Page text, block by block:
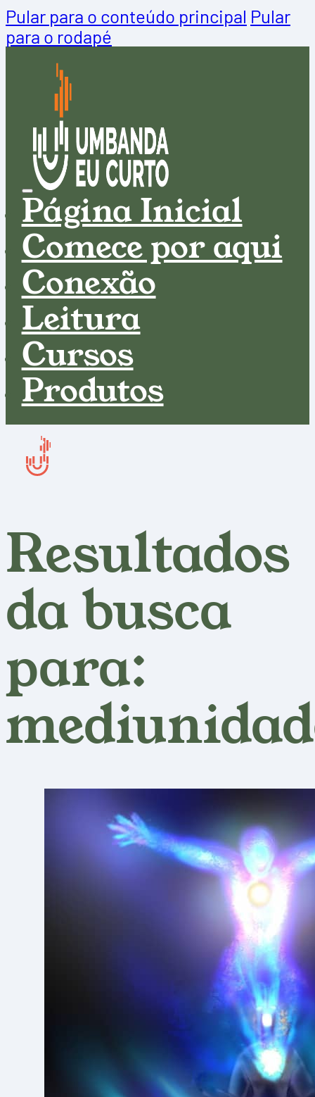
Pular para o conteúdo principal Pular
para o rodapé
Página Inicial
Comece por aqui
Conexão
Leitura
Cursos
Produtos
Resultados
da busca
para: